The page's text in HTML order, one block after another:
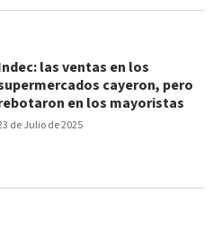
de Julio de 2025
las ventas en los
cayeron, pero
en los mayoristas